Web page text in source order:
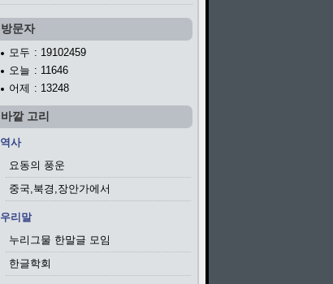
방문자
모두 : 19102459
오늘 : 11646
어제 : 13248
바깥 고리
역사
요동의 풍운
중국,북경,장안가에서
우리말
누리그물 한말글 모임
한글학회